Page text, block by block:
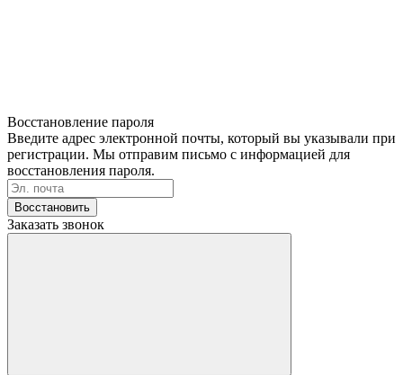
Восстановление пароля
Введите адрес электронной почты, который вы указывали при
регистрации. Мы отправим письмо с информацией для
восстановления пароля.
Восстановить
Заказать звонок